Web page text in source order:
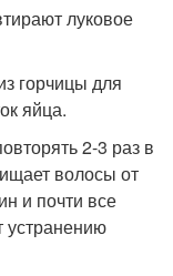
луковое
горчицы для
яйца.
2-3 раз в
волосы от
и почти все
устранению